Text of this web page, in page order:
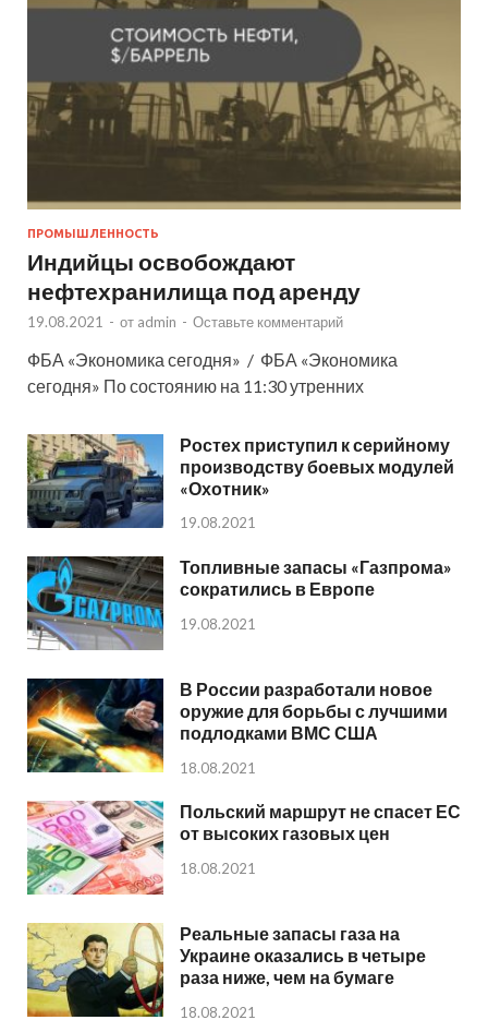
ПРОМЫШЛЕННОСТЬ
Индийцы освобождают
нефтехранилища под аренду
19.08.2021 - от admin - Оставьте комментарий
ФБА «Экономика сегодня» / ФБА «Экономика
сегодня» По состоянию на 11:30 утренних
Ростех приступил к серийному
производству боевых модулей
«Охотник»
19.08.2021
Топливные запасы «Газпрома»
сократились в Европе
19.08.2021
В России разработали новое
оружие для борьбы с лучшими
подлодками ВМС США
18.08.2021
Польский маршрут не спасет ЕС
от высоких газовых цен
18.08.2021
Реальные запасы газа на
Украине оказались в четыре
раза ниже, чем на бумаге
18.08.2021